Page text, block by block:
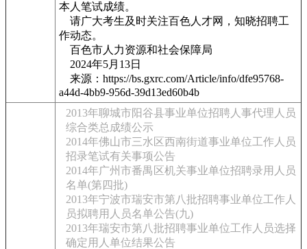
本人笔试成绩。
请广大考生及时关注百色人才网，知晓招聘工
作动态。
百色市人力资源和社会保障局
2024年5月13日
来源：https://bs.gxrc.com/Article/info/dfe95768-
a44d-4bb9-956d-39d13ed60b4b
2013年聊城市阳谷县事业单位招聘人事代理人员
综合类总成绩公示
2014年佛山市三水区西南街道事业单位工作人员
招录笔试有关事项公告
2014年广州市番禺区机关事业单位招聘录用人员
名单(第四批)
2013年宁波市瑞安市第八批招聘事业单位工作人
员拟聘用人员名单公告(九)
2013年瑞安市第八批招聘事业单位工作人员选择
确定用人单位结果公告